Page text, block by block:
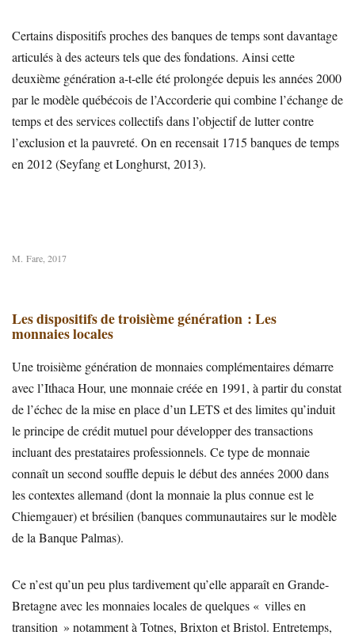
Certains dispositifs proches des banques de temps sont davantage
articulés à des acteurs tels que des fondations. Ainsi cette
deuxième génération a-t-elle été prolongée depuis les années 2000
par le modèle québécois de l’Accorderie qui combine l’échange de
temps et des services collectifs dans l’objectif de lutter contre
l’exclusion et la pauvreté. On en recensait 1715 banques de temps
en 2012 (Seyfang et Longhurst, 2013).
M. Fare, 2017
Les dispositifs de troisième génération : Les
monnaies locales
Une troisième génération de monnaies complémentaires démarre
avec l’Ithaca Hour, une monnaie créée en 1991, à partir du constat
de l’échec de la mise en place d’un LETS et des limites qu’induit
le principe de crédit mutuel pour développer des transactions
incluant des prestataires professionnels. Ce type de monnaie
connaît un second souffle depuis le début des années 2000 dans
les contextes allemand (dont la monnaie la plus connue est le
Chiemgauer) et brésilien (banques communautaires sur le modèle
de la Banque Palmas).
Ce n’est qu’un peu plus tardivement qu’elle apparaît en Grande-
Bretagne avec les monnaies locales de quelques « villes en
transition » notamment à Totnes, Brixton et Bristol. Entretemps,